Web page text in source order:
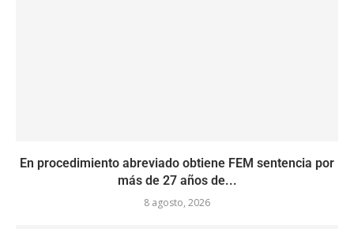
En procedimiento abreviado obtiene FEM sentencia por
más de 27 años de...
8 agosto, 2026